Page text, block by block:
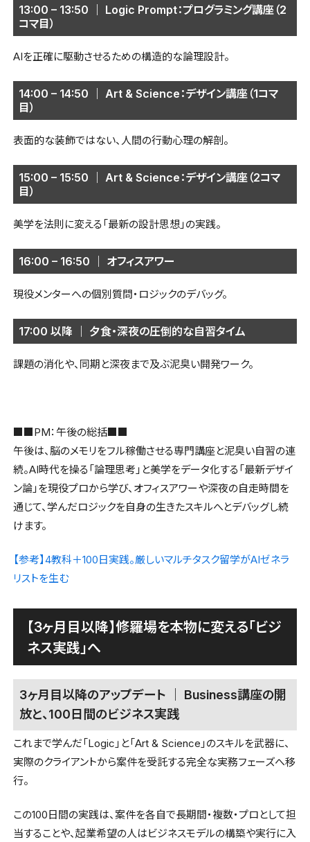
13:00 – 13:50 ｜ Logic Prompt：プログラミング講座（2
コマ目）
AIを正確に駆動させるための構造的な論理設計。
14:00 – 14:50 ｜ Art & Science：デザイン講座（1コマ
目）
表面的な装飾ではない、人間の行動心理の解剖。
15:00 – 15:50 ｜ Art & Science：デザイン講座（2コマ
目）
美学を法則に変える「最新の設計思想」の実践。
16:00 – 16:50 ｜ オフィスアワー
現役メンターへの個別質問・ロジックのデバッグ。
17:00 以降 ｜ 夕食・深夜の圧倒的な自習タイム
課題の消化や、同期と深夜まで及ぶ泥臭い開発ワーク。
■■PM：午後の総括■■
午後は、脳のメモリをフル稼働させる専門講座と泥臭い自習の連
続。AI時代を操る「論理思考」と美学をデータ化する「最新デザイ
ン論」を現役プロから学び、オフィスアワーや深夜の自走時間を
通じて、学んだロジックを自身の生きたスキルへとデバッグし続
けます。
【参考】4教科＋100日実践。厳しいマルチタスク留学がAIゼネラ
リストを生む
【3ヶ月目以降】修羅場を本物に変える「ビジ
ネス実践」へ
3ヶ月目以降のアップデート ｜ Business講座の開
放と、100日間のビジネス実践
これまで学んだ「Logic」と「Art & Science」のスキルを武器に、
実際のクライアントから案件を受託する完全な実務フェーズへ移
行。
この100日間の実践は、案件を各自で長期間・複数・プロとして担
当することや、起業希望の人はビジネスモデルの構築や実行に入